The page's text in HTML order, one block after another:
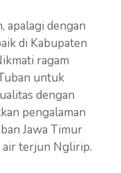
apalagi dengan
di Kabupaten
ragam
untuk
dengan
pengalaman
Jawa Timur
air terjun Nglirip.